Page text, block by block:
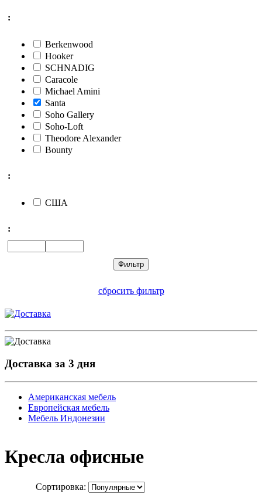
:
Berkenwood
Hooker
SCHNADIG
Caracole
Michael Amini
Santa
Soho Gallery
Soho-Loft
Theodore Alexander
Bounty
:
США
:
сбросить фильтр
Доставка за 3 дня
Американская мебель
Европейская мебель
Мебель Индонезии
Кресла офисные
Сортировка: